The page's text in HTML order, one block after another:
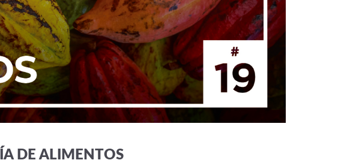
DE ALIMENTOS